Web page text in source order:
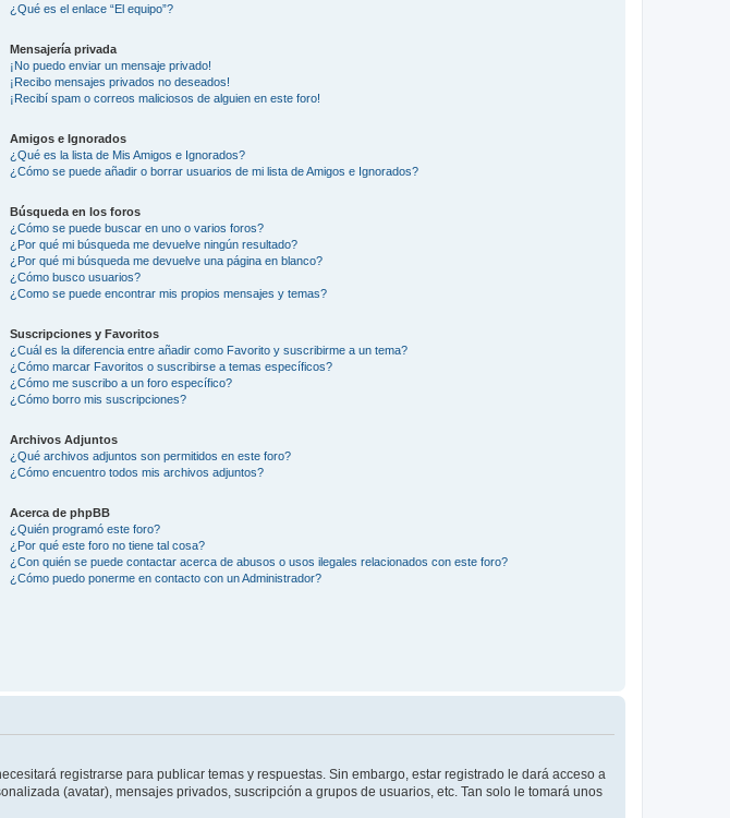
¿Qué es el enlace “El equipo”?
Mensajería privada
¡No puedo enviar un mensaje privado!
¡Recibo mensajes privados no deseados!
¡Recibí spam o correos maliciosos de alguien en este foro!
Amigos e Ignorados
¿Qué es la lista de Mis Amigos e Ignorados?
¿Cómo se puede añadir o borrar usuarios de mi lista de Amigos e Ignorados?
Búsqueda en los foros
¿Cómo se puede buscar en uno o varios foros?
¿Por qué mi búsqueda me devuelve ningún resultado?
¿Por qué mi búsqueda me devuelve una página en blanco?
¿Cómo busco usuarios?
¿Como se puede encontrar mis propios mensajes y temas?
Suscripciones y Favoritos
¿Cuál es la diferencia entre añadir como Favorito y suscribirme a un tema?
¿Cómo marcar Favoritos o suscribirse a temas específicos?
¿Cómo me suscribo a un foro específico?
¿Cómo borro mis suscripciones?
Archivos Adjuntos
¿Qué archivos adjuntos son permitidos en este foro?
¿Cómo encuentro todos mis archivos adjuntos?
Acerca de phpBB
¿Quién programó este foro?
¿Por qué este foro no tiene tal cosa?
¿Con quién se puede contactar acerca de abusos o usos ilegales relacionados con este foro?
¿Cómo puedo ponerme en contacto con un Administrador?
registrarse para publicar temas y respuestas. Sin embargo, estar registrado le dará acceso a
(avatar), mensajes privados, suscripción a grupos de usuarios, etc. Tan solo le tomará unos